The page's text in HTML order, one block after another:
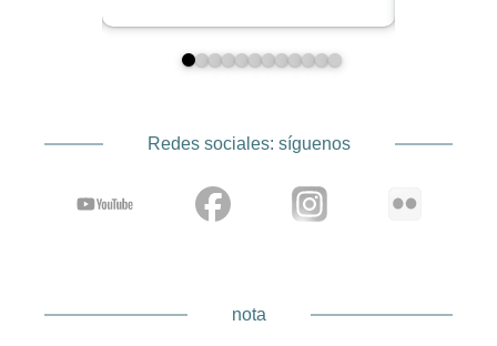
Redes sociales: síguenos
nota